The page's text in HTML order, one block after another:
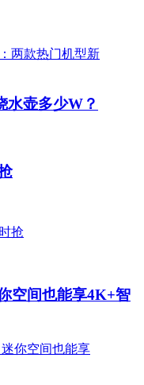
水壶多少W？
空间也能享4K+智